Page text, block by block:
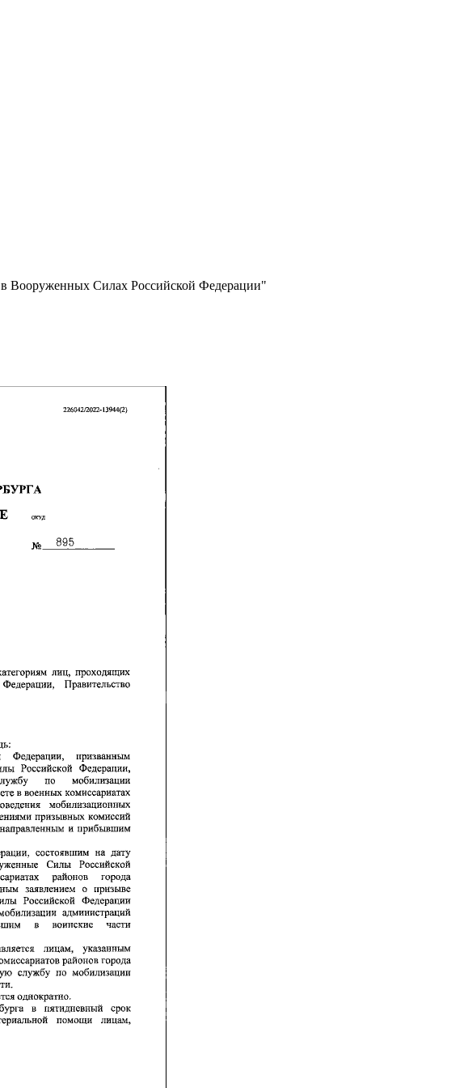
Вооруженных Силах Российской Федерации"